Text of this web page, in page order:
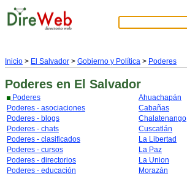
Inicio > El Salvador > Gobierno y Política > Poderes
Poderes en El Salvador
Poderes
Poderes - asociaciones
Poderes - blogs
Poderes - chats
Poderes - clasificados
Poderes - cursos
Poderes - directorios
Poderes - educación
Ahuachapán
Cabañas
Chalatenango
Cuscatlán
La Libertad
La Paz
La Union
Morazán